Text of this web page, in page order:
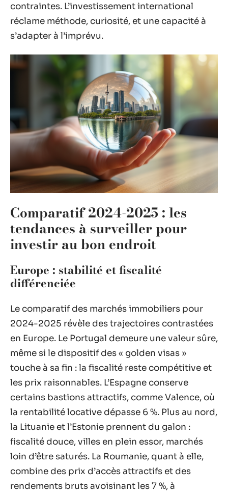
contraintes. L’investissement international
réclame méthode, curiosité, et une capacité à
s’adapter à l’imprévu.
Comparatif 2024-2025 : les
tendances à surveiller pour
investir au bon endroit
Europe : stabilité et fiscalité
différenciée
Le comparatif des marchés immobiliers pour
2024-2025 révèle des trajectoires contrastées
en Europe. Le Portugal demeure une valeur sûre,
même si le dispositif des « golden visas »
touche à sa fin : la fiscalité reste compétitive et
les prix raisonnables. L’Espagne conserve
certains bastions attractifs, comme Valence, où
la rentabilité locative dépasse 6 %. Plus au nord,
la Lituanie et l’Estonie prennent du galon :
fiscalité douce, villes en plein essor, marchés
loin d’être saturés. La Roumanie, quant à elle,
combine des prix d’accès attractifs et des
rendements bruts avoisinant les 7 %, à